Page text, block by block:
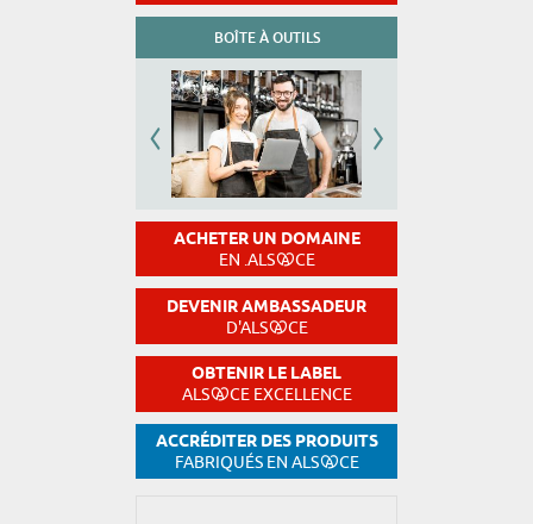
BOÎTE À OUTILS
ACHETER UN DOMAINE
EN .ALS CE
DEVENIR AMBASSADEUR
D'ALS CE
OBTENIR LE LABEL
ALS CE EXCELLENCE
ACCRÉDITER DES PRODUITS
FABRIQUÉS EN ALS CE